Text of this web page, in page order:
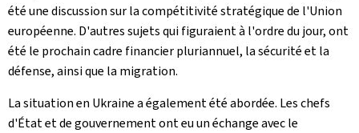
été une discussion sur la compétitivité stratégique de l'Union
européenne. D'autres sujets qui figuraient à l'ordre du jour, ont
été le prochain cadre financier pluriannuel, la sécurité et la
défense, ainsi que la migration.
La situation en Ukraine a également été abordée. Les chefs
d'État et de gouvernement ont eu un échange avec le